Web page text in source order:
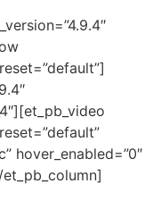
hover_enabled=”0″